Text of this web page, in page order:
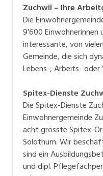
Mechanik,
Medizin,
Sicherheit,
Verkauf, Handel,
Aussendienst
Zuchwil – Ihre
Die
9'600 Einwohnerinnen
interessante, von
Gemeinde, die sich
Lebens-, Arbeits-
Spitex-Dienste
Die Spitex-Dienste
Einwohnergemeinde
acht grösste Spitex-
Solothurn. Wir
sind ein
und dipl.